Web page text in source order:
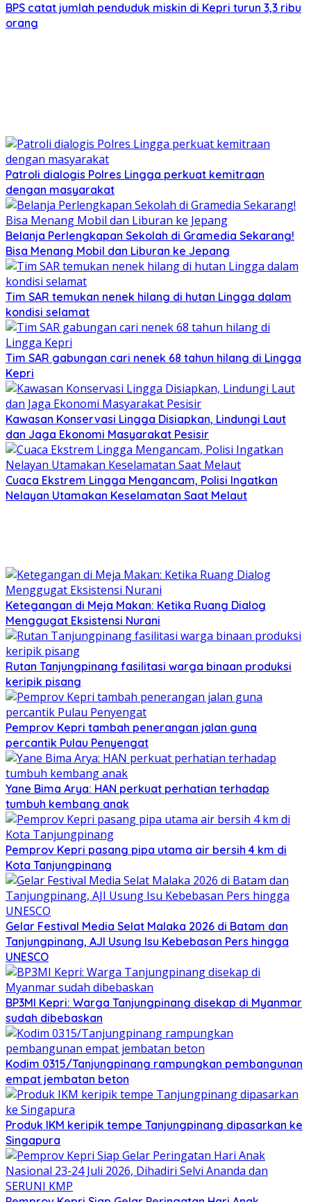
BPS catat jumlah penduduk miskin di Kepri turun 3,3 ribu
orang
Patroli dialogis Polres Lingga perkuat kemitraan
dengan masyarakat
Belanja Perlengkapan Sekolah di Gramedia Sekarang!
Bisa Menang Mobil dan Liburan ke Jepang
Tim SAR temukan nenek hilang di hutan Lingga dalam
kondisi selamat
Tim SAR gabungan cari nenek 68 tahun hilang di Lingga
Kepri
Kawasan Konservasi Lingga Disiapkan, Lindungi Laut
dan Jaga Ekonomi Masyarakat Pesisir
Cuaca Ekstrem Lingga Mengancam, Polisi Ingatkan
Nelayan Utamakan Keselamatan Saat Melaut
Ketegangan di Meja Makan: Ketika Ruang Dialog
Menggugat Eksistensi Nurani
Rutan Tanjungpinang fasilitasi warga binaan produksi
keripik pisang
Pemprov Kepri tambah penerangan jalan guna
percantik Pulau Penyengat
Yane Bima Arya: HAN perkuat perhatian terhadap
tumbuh kembang anak
Pemprov Kepri pasang pipa utama air bersih 4 km di
Kota Tanjungpinang
Gelar Festival Media Selat Malaka 2026 di Batam dan
Tanjungpinang, AJI Usung Isu Kebebasan Pers hingga
UNESCO
BP3MI Kepri: Warga Tanjungpinang disekap di Myanmar
sudah dibebaskan
Kodim 0315/Tanjungpinang rampungkan pembangunan
empat jembatan beton
Produk IKM keripik tempe Tanjungpinang dipasarkan ke
Singapura